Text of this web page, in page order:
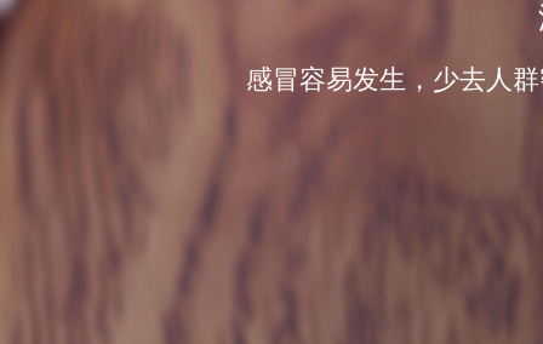
感冒容易发生，少去人